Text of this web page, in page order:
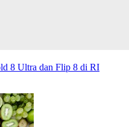
8 Ultra dan Flip 8 di RI